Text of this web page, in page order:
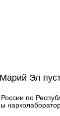
Эл
по